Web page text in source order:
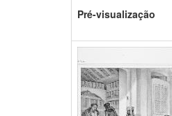
Pré-visualização